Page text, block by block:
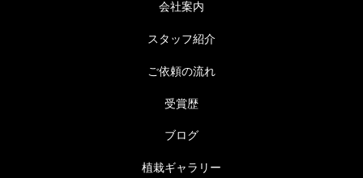
会社案内
スタッフ紹介
ご依頼の流れ
受賞歴
ブログ
植栽ギャラリー